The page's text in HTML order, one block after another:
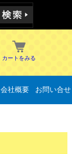
カートをみる
会社概要 お問い合せ